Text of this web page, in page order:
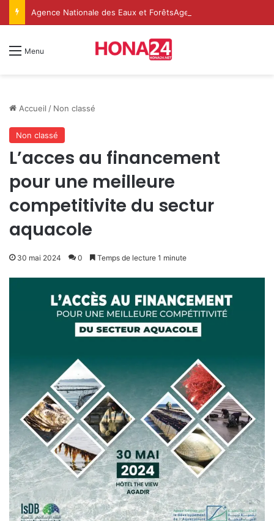
Menu
Accueil / Non classé
Non classé
L’acces au financement
pour une meilleure
competitivite du sectur
aquacole
30 mai 2024 0 Temps de lecture 1 minute